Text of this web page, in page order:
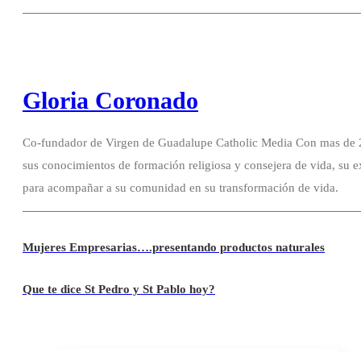
Gloria Coronado
Co-fundador de Virgen de Guadalupe Catholic Media Con mas
sus conocimientos de formación religiosa y consejera de vida, su
para acompañar a su comunidad en su transformación de vida.
Mujeres Empresarias….presentando productos naturales
Que te dice St Pedro y St Pablo hoy?